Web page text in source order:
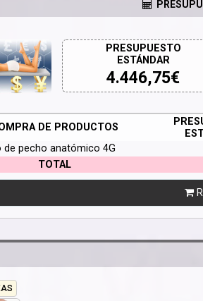
PRESUPUESTO
ESTÁNDAR
4.446,75€
DE PRODUCTOS
de pecho anatómico 4G
TOTAL